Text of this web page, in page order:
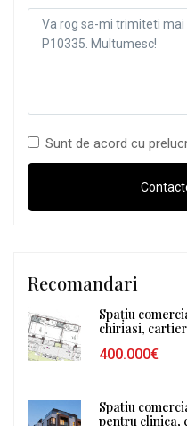
Sunt de acord cu
Recomandari
Spațiu
chiriasi,
400.000€
Spatiu
pentru clinica,